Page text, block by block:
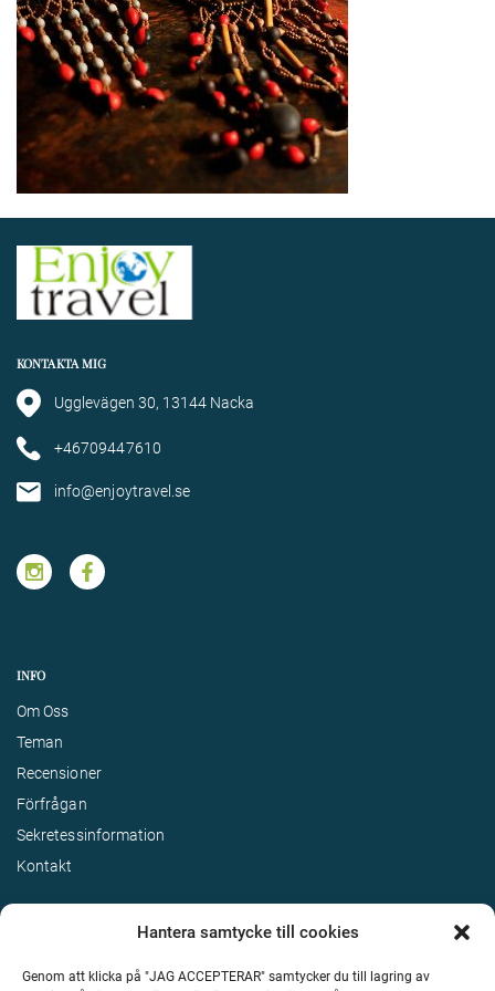
Hantera samtycke till cookies
Genom att klicka på "JAG ACCEPTERAR" samtycker du till lagring av
KONTAKTA MIG
Ugglevägen 30, 13144 Nacka
+46709447610
info@enjoytravel.se
INFO
Om Oss
Teman
Recensioner
Förfrågan
Sekretessinformation
Kontakt